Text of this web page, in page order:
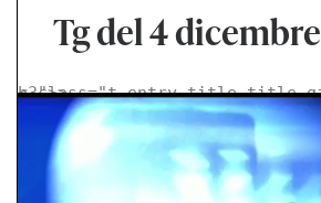
Tg del 4 dicembre
< class="t-entry-title title-giornale-before h3">>